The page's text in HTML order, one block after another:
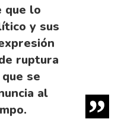
que lo
y sus
ruptura
se
al